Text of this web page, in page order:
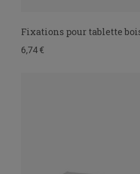
Fixations pour tablette
6,74 €